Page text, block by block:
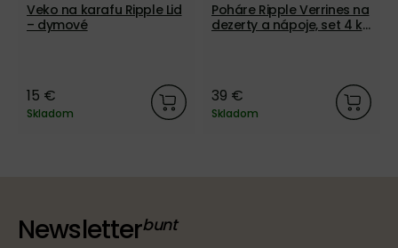
Veko na karafu Ripple Lid
– dymové
15 €
Skladom
Poháre Ripple Verrines na
dezerty a nápoje, set 4 ks
39 €
Skladom
Newsletter